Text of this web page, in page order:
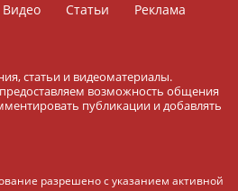
Видео Статьи
Реклама
статьи и видеоматериалы.
возможность общения
публикации и добавлять
разрешено с указанием активной